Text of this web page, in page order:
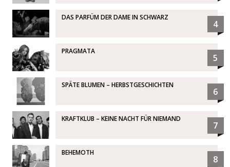
DAS PARFÜM DER DAME IN SCHWARZ
4
PRAGMATA
5
SPÄTE BLUMEN – HERBSTGESCHICHTEN
6
KRAFTKLUB – KEINE NACHT FÜR NIEMAND
7
BEHEMOTH
8